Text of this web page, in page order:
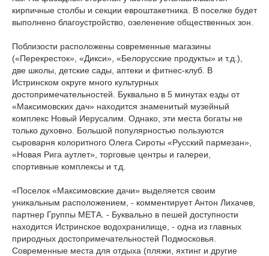
кирпичные столбы и секции евроштакетника. В поселке будет
выполнено благоустройство, озеленение общественных зон.
Поблизости расположены современные магазины
(«Перекресток», «Дикси», «Белорусские продукты» и т.д.),
две школы, детские сады, аптеки и фитнес-клуб. В
Истринском округе много культурных
достопримечательностей. Буквально в 5 минутах езды от
«Максимовских дач» находится знаменитый музейный
комплекс Новый Иерусалим. Однако, эти места богаты не
только духовно. Большой популярностью пользуются
сыроварня колоритного Олега Сироты «Русский пармезан»,
«Новая Рига аутлет», торговые центры и галереи,
спортивные комплексы и т.д.
«Поселок «Максимовские дачи» выделяется своим
уникальным расположением, - комментирует Антон Лихачев,
партнер Группы МЕТА. - Буквально в пешей доступности
находится Истринское водохранилище, - одна из главных
природных достопримечательностей Подмосковья.
Современные места для отдыха (пляжи, яхтинг и другие